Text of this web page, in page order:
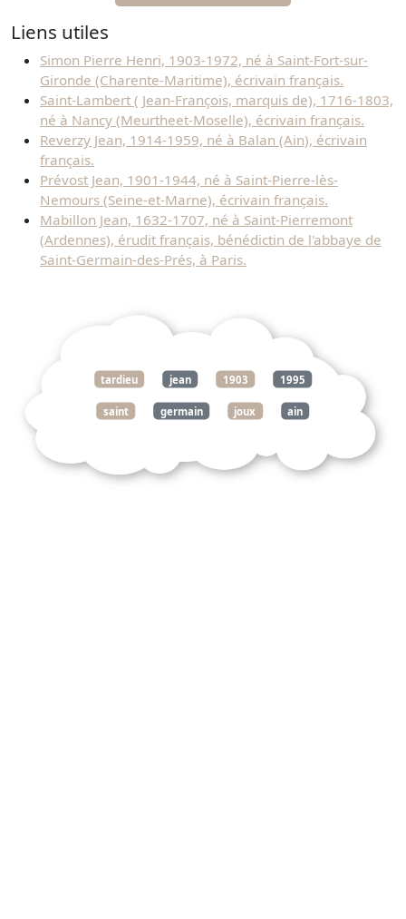
Liens utiles
Simon Pierre Henri, 1903-1972, né à Saint-Fort-sur-
Gironde (Charente-Maritime), écrivain français.
Saint-Lambert ( Jean-François, marquis de), 1716-1803,
né à Nancy (Meurtheet-Moselle), écrivain français.
Reverzy Jean, 1914-1959, né à Balan (Ain), écrivain
français.
Prévost Jean, 1901-1944, né à Saint-Pierre-lès-
Nemours (Seine-et-Marne), écrivain français.
Mabillon Jean, 1632-1707, né à Saint-Pierremont
(Ardennes), érudit français, bénédictin de l'abbaye de
Saint-Germain-des-Prés, à Paris.
tardieu jean 1903 1995
saint germain joux ain